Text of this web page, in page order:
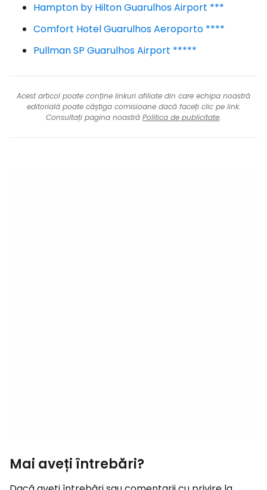
Hampton by Hilton Guarulhos Airport ***
Comfort Hotel Guarulhos Aeroporto ****
Pullman SP Guarulhos Airport *****
Acest articol poate conține linkuri afiliate din care echipa noastră
editorială poate câștiga comisioane dacă faceți clic pe link.
Consultați pagina noastră Politica de publicitate.
Mai aveți întrebări?